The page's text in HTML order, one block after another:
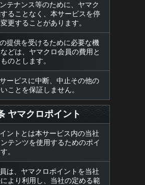
テナンス等のために、ヤマク
ることなく、本サービスを停
更することがあります。
提供を受けるために必要な機
どは、ヤマクロ会員の費用と
のとします。
ービスに中断、中止その他の
ことを保証しません。
ヤマクロポイント
ントとは本サービス内の当社
テンツを使用するためのポイ
。
は、ヤマクロポイントを当社
より利用し、当社の定める範